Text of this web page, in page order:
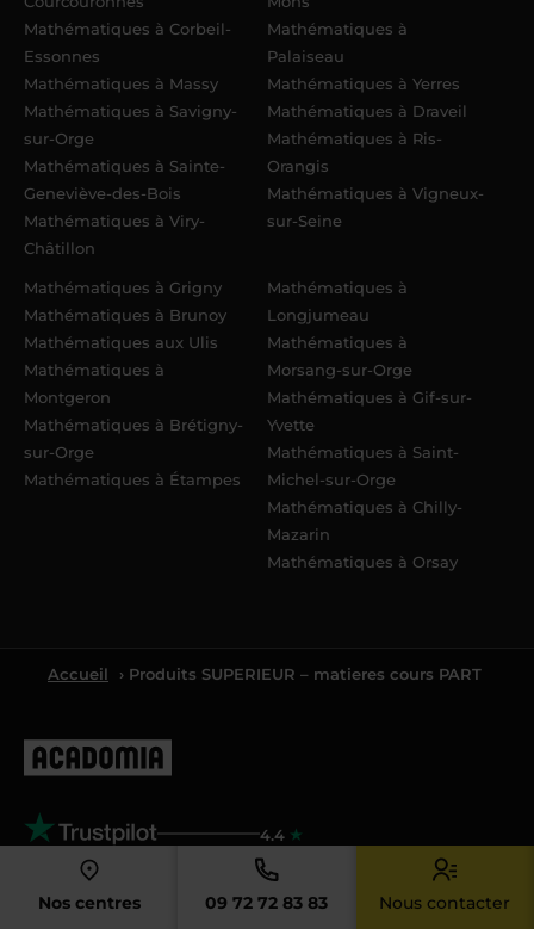
Nos centres 09 72 72 83 83 Nous contacter
Mathématiques à Corbeil-
Essonnes
Mathématiques à Massy
Mathématiques à Savigny-
sur-Orge
Mathématiques à Sainte-
Geneviève-des-Bois
Mathématiques à Viry-
Châtillon
Mathématiques à
Palaiseau
Mathématiques à Yerres
Mathématiques à Draveil
Mathématiques à Ris-
Orangis
Mathématiques à Vigneux-
sur-Seine
Mathématiques à Grigny
Mathématiques à Brunoy
Mathématiques aux Ulis
Mathématiques à
Montgeron
Mathématiques à Brétigny-
sur-Orge
Mathématiques à Étampes
Mathématiques à
Longjumeau
Mathématiques à
Morsang-sur-Orge
Mathématiques à Gif-sur-
Yvette
Mathématiques à Saint-
Michel-sur-Orge
Mathématiques à Chilly-
Mazarin
Mathématiques à Orsay
Accueil › Produits SUPERIEUR – matieres cours PART
4.4
4.4/5 sur la base de